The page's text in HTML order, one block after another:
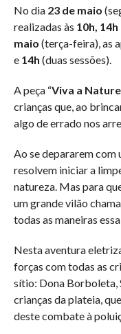
No dia 23 de maio
realizadas às 10h, 14h
maio (terça-feira), as
e14h (duas sessões).
A peça “Viva a
crianças que, ao
algo de errado nos
Ao se depararem com
resolvem iniciar a
natureza. Mas para
um grande vilão
todas as maneiras
Nesta aventura
forças com todas as
sítio: Dona Borboleta,
crianças da plateia,
deste combate à